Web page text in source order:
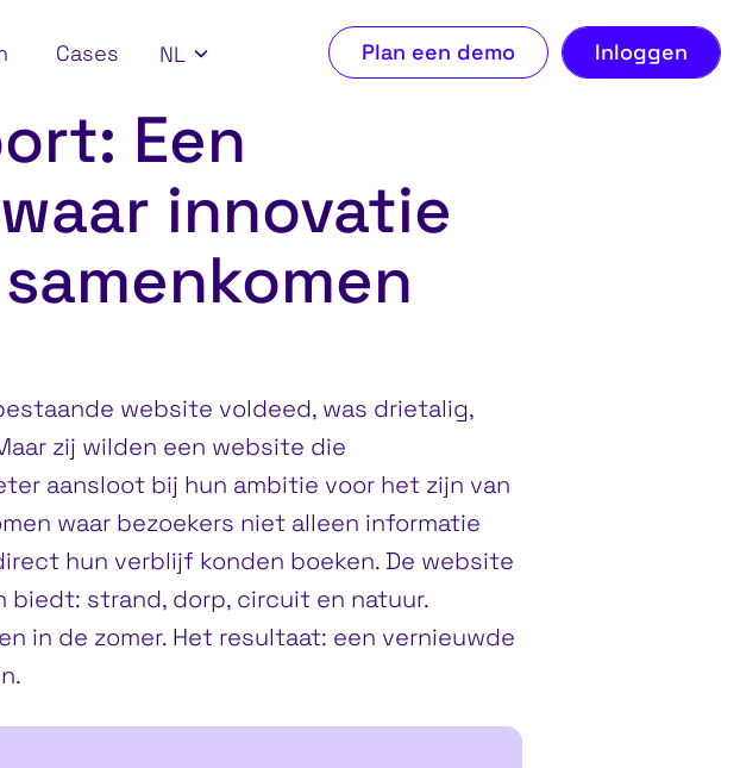
Cases SELECTEER TAAL
NL Plan een demo Inloggen
vernieuwde
Een
innovatie
website voldeed, was drietalig,
zij wilden een website die
aansloot bij hun ambitie voor het zijn van
waar bezoekers niet alleen informatie
hun verblijf konden boeken. De website
strand, dorp, circuit en natuur.
in de zomer. Het resultaat: een vernieuwde